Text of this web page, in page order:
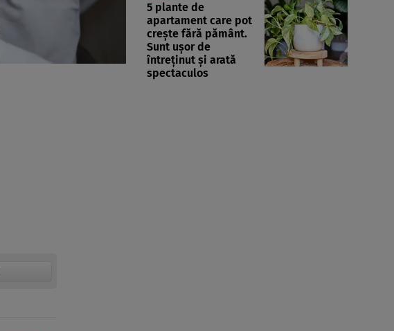
5 plante de
apartament care pot
crește fără pământ.
Sunt ușor de
întreținut și arată
spectaculos